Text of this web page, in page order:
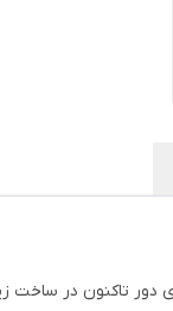
دور تاکنون در